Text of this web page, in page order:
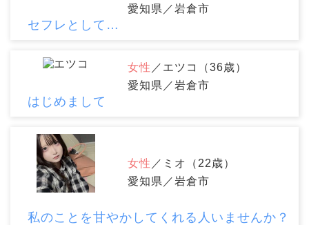
愛知県／岩倉市
セフレとして…
女性 ／エツコ（36歳）
愛知県／岩倉市
はじめまして
女性 ／ミオ（22歳）
愛知県／岩倉市
私のことを甘やかしてくれる人いませんか？